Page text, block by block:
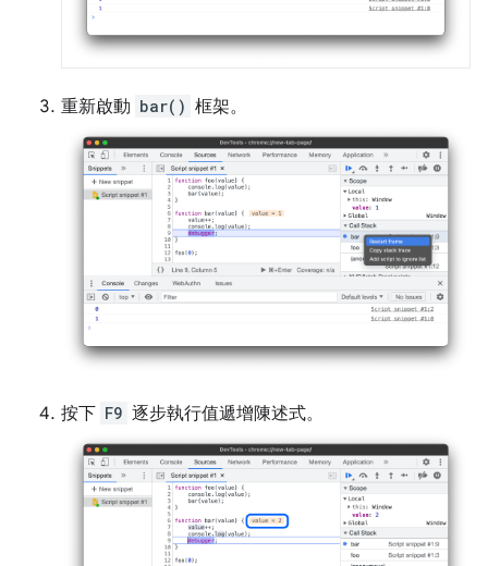
重新啟動 bar() 框架。
按下 F9 逐步執行值遞增陳述式。